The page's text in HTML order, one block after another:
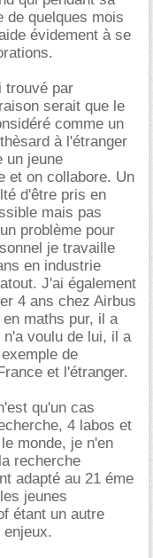
de quelques mois
évidement à se
trouvé par
serait que le
comme un
à l'étranger
un jeune
et on collabore. Un
d'être pris en
mais pas
problème pour
je travaille
en industrie
J'ai également
4 ans chez Airbus
maths pur, il a
voulu de lui, il a
de
et l'étranger.
qu'un cas
4 labos et
monde, je n'en
recherche
adapté au 21 éme
jeunes
étant un autre